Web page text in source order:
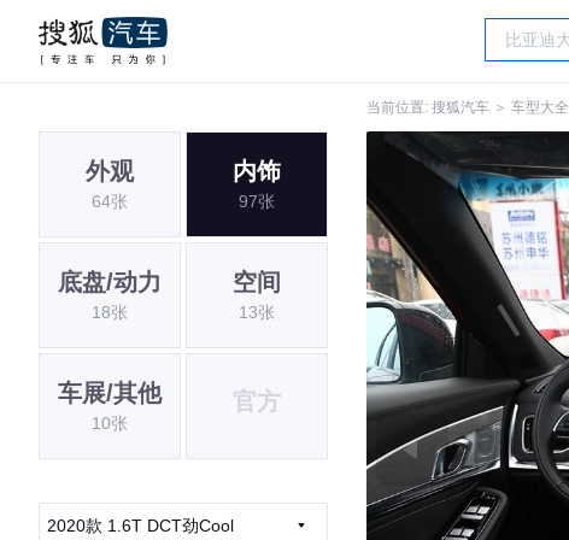
当前位置: 搜狐汽车 ＞ 车型大全
外观
64张
内饰
97张
底盘/动力
18张
空间
13张
车展/其他
10张
官方
2020款 1.6T DCT劲Cool